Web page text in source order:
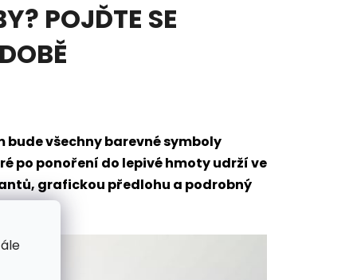
POJĎTE SE
všechny barevné symboly
po ponoření do lepivé hmoty udrží ve
grafickou předlohu a podrobný